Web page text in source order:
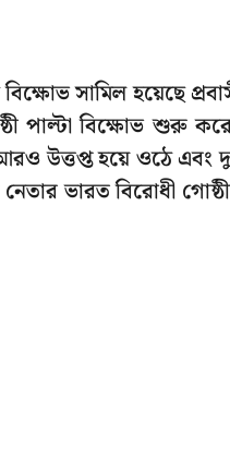
সামিল হয়েছে
পাল্টা বিক্ষোভ শুরু
উত্তপ্ত হয়ে ওঠে এবং
ভারত বিরোধী